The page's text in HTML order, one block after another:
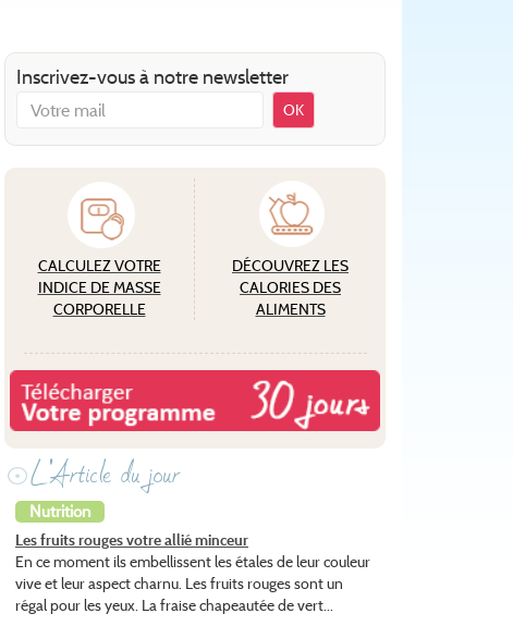
Inscrivez-vous à notre newsletter
OK
CALCULEZ VOTRE
INDICE DE MASSE
CORPORELLE
DÉCOUVREZ LES
CALORIES DES
ALIMENTS
L'Article du jour
Nutrition
Les fruits rouges votre allié minceur
En ce moment ils embellissent les étales de leur couleur
vive et leur aspect charnu. Les fruits rouges sont un
régal pour les yeux. La fraise chapeautée de vert...